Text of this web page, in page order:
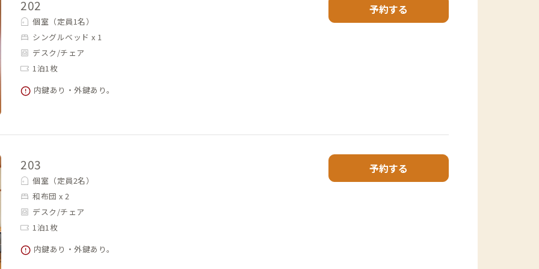
202
個室（定員1名）
シングルベッド x 1
デスク/チェア
1泊1枚
内鍵あり・外鍵あり。
予約する
203
個室（定員2名）
和布団 x 2
デスク/チェア
1泊1枚
内鍵あり・外鍵あり。
予約する